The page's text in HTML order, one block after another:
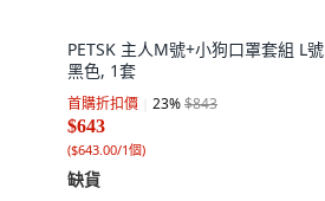
PETSK 主人M號+小狗口罩套組 L號
黑色, 1套
首購折扣價 23%$843
$643
($643.00/1個)
缺貨